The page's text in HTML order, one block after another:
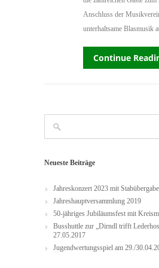
Anschluss der
unterhaltsame Blasmusik
Continue
Neueste Beiträge
Jahreskonzert 2023 mit Stabübergabe
Jahreshauptversammlung 2019
50-jähriges Jubiläumsfest mit
Busshuttle zur „Dirndl trifft
27.05.2017
Jugendwertungsspiel am 29./